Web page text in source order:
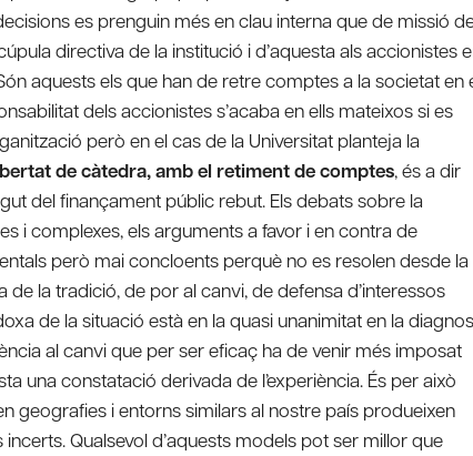
es prenguin més en clau interna que de missió
directiva de la institució i d’aquesta als accionistes
aquests els que han de retre comptes a la societat en
dels accionistes s’acaba en ells mateixos si es
però en el cas de la Universitat planteja la
de càtedra, amb el retiment de comptes, és a dir
del finançament públic rebut. Els debats sobre la
i complexes, els arguments a favor i en contra de
però mai concloents perquè no es resolen desde la
la tradició, de por al canvi, de defensa d’interessos
de la situació està en la quasi unanimitat en la
al canvi que per ser eficaç ha de venir més imposat
una constatació derivada de l’experiència. És per això
geografies i entorns similars al nostre país produeixen
Qualsevol d’aquests models pot ser millor que